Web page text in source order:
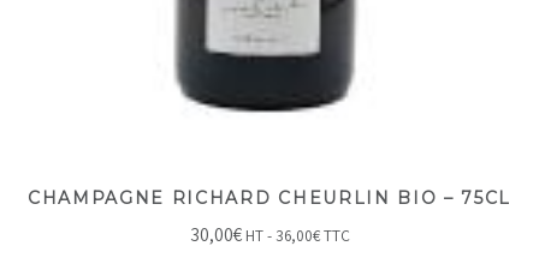
CHAMPAGNE RICHARD CHEURLIN BIO – 75CL
30,00€ HT -36,00€TTC